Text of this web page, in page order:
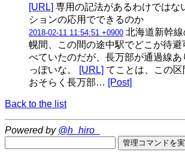
[URL] 専用の記法があるわけではな
ションの応用でできるのか
2018-02-11 11:54:51 +0900 北海道新幹
幌間、この間の途中駅でどこが待避
べていたのだが、長万部が通過線あ
っぽいな。
[URL] てことは、この
おそらく長万部… [Post]
Back to the list
Powered by @h_hiro_